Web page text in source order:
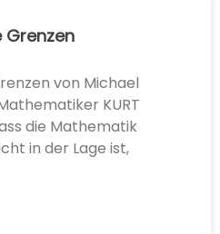
Grenzen
von Michael
KURT
die Mathematik
in der Lage ist,